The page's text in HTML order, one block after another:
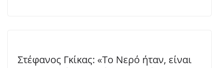
Στέφανος Γκίκας: «Το Νερό ήταν, είναι